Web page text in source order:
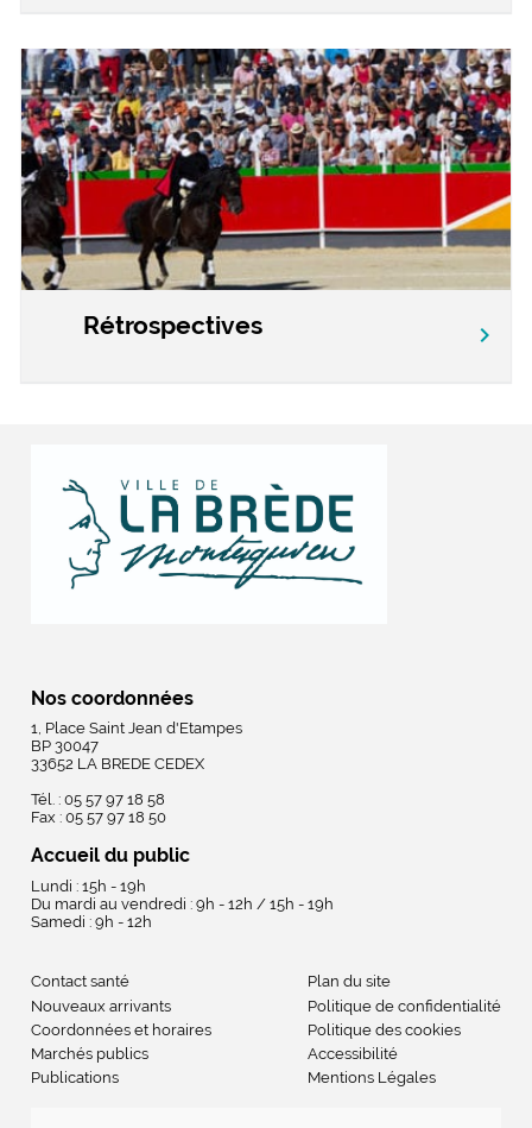
Rétrospectives chevron_right
Nos coordonnées
1, Place Saint Jean d'Etampes
BP 30047
33652 LA BREDE CEDEX
Tél. : 05 57 97 18 58
Fax : 05 57 97 18 50
Accueil du public
Lundi : 15h - 19h
Du mardi au vendredi : 9h - 12h / 15h - 19h
Samedi : 9h - 12h
Contact santé
Nouveaux arrivants
Coordonnées et horaires
Marchés publics
Publications
Plan du site
Politique de confidentialité
Politique des cookies
Accessibilité
Mentions Légales